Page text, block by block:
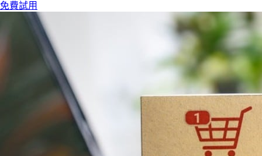
免費試用